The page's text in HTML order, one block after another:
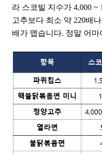
라 스코빌 지수가 4,000 ~
고추보다 최소 약 220배
배가 맵습니다. 정말 어